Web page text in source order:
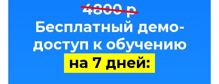
4800 р
Бесплатный демо-
доступ к обучению
на 7 дней: